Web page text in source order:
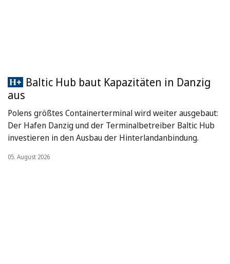
Baltic Hub baut Kapazitäten in Danzig
aus
Polens größtes Containerterminal wird weiter ausgebaut:
Der Hafen Danzig und der Terminalbetreiber Baltic Hub
investieren in den Ausbau der Hinterlandanbindung.
05. August 2026